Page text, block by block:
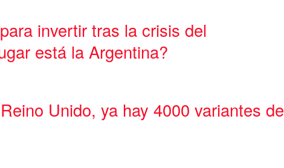
invertir tras la crisis del
está la Argentina?
Unido, ya hay 4000 variantes de